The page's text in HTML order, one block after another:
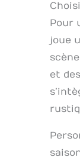
Pour
joue
et